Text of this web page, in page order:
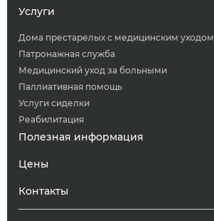
Услуги
Дома престарелых с медицинским уходом
Патронажная служба
Медицинский уход за больными
Паллиативная помощь
Услуги сиделки
Реабилитация
Полезная информация
Цены
Контакты